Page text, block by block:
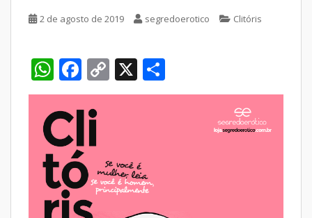
2 de agosto de 2019 segredoerotico Clitóris
W
h
at
s
A
p
p
F
ac
e
o
o
k
C
o
Li
n
k
X
h